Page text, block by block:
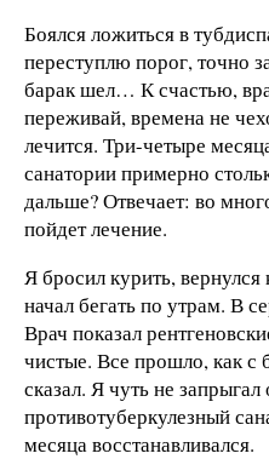
Боялся ложиться в
переступлю порог, точно
барак шел… К счастью,
переживай, времена не
лечится. Три-четыре
санатории примерно
дальше? Отвечает: во
пойдет лечение.
Я бросил курить, вернулся
начал бегать по утрам. В
Врач показал
чистые. Все прошло, как
сказал. Я чуть не
противотуберкулезный
месяца восстанавливался.